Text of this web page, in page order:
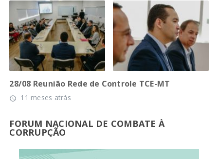
28/08 Reunião Rede de Controle TCE-MT
access_time 11 meses atrás
FORUM NACIONAL DE COMBATE À
CORRUPÇÃO